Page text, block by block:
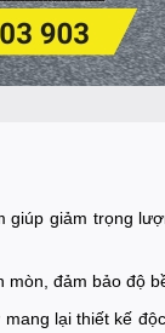
giúp giảm trọng
đảm bảo độ
lại thiết kế